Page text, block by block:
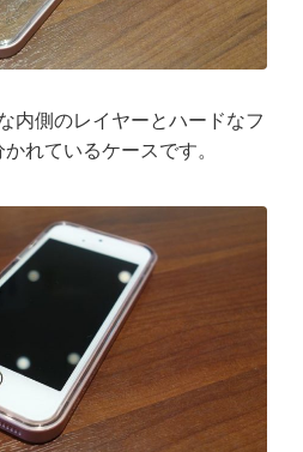
内側のレイヤーとハードなフ
れているケースです。